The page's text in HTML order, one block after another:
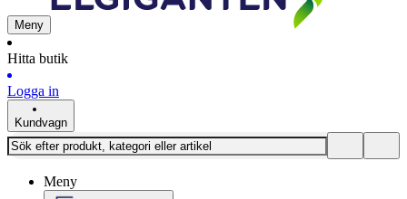
Meny
Hitta butik
Logga in
Kundvagn
Meny